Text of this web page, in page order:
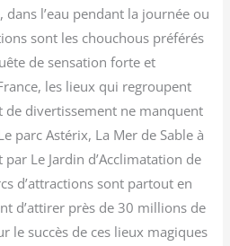
dans l’eau pendant la journée ou
sont les chouchous préférés
de sensation forte et
les lieux qui regroupent
de divertissement ne manquent
parc Astérix, La Mer de Sable à
Le Jardin d’Acclimatation de
d’attractions sont partout en
d’attirer près de 30 millions de
le succès de ces lieux magiques